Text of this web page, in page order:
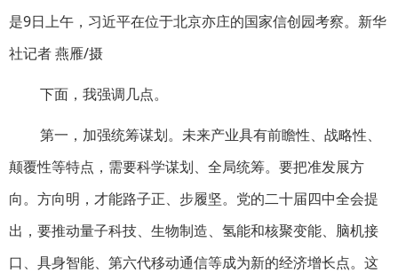
是9日上午，习近平在位于北京亦庄的国家信创园考察。新华
社记者 燕雁/摄
下面，我强调几点。
第一，加强统筹谋划。未来产业具有前瞻性、战略性、
颠覆性等特点，需要科学谋划、全局统筹。要把准发展方
向。方向明，才能路子正、步履坚。党的二十届四中全会提
出，要推动量子科技、生物制造、氢能和核聚变能、脑机接
口、具身智能、第六代移动通信等成为新的经济增长点。这